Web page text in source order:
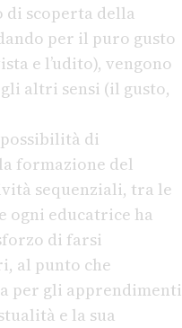
di scoperta della
per il puro gusto
e l’udito), vengono
altri sensi (il gusto,
di
formazione del
sequenziali, tra le
ogni educatrice ha
di farsi
al punto che
per gli apprendimenti
e la sua